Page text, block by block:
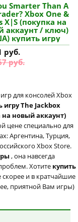
Smarter Than A
Xbox One &
X|S (покупка на
аккаунт / ключ)
купить игру
руб.
руб.
для консолей Xbox
игру The Jackbox
на новый аккаунт)
цене специально для
Аргентина, Турция,
Xbox Store.
, она навсегда
Хотите купить
скорее и в кратчайшие
приятной Вам игры)